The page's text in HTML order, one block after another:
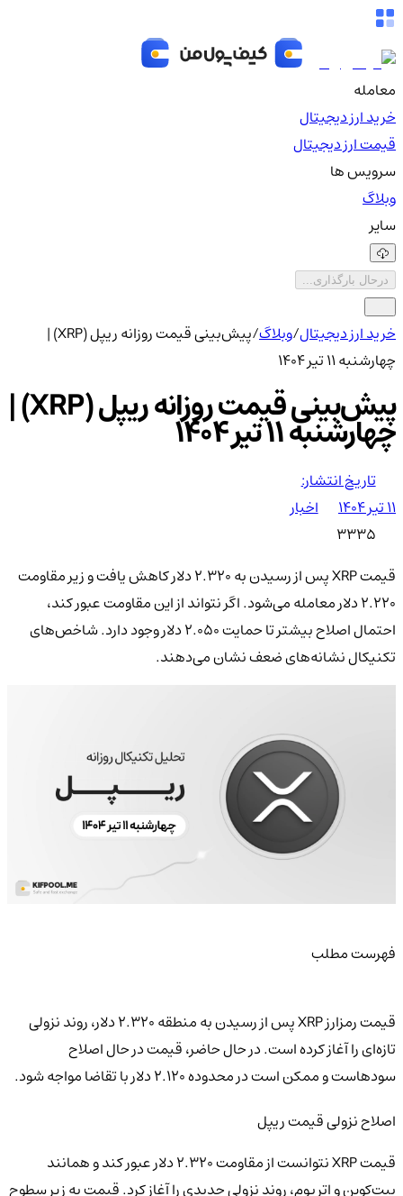
معامله
خرید ارز دیجیتال
قیمت ارز دیجیتال
سرویس ها
وبلاگ
سایر
درحال بارگذاری...
خرید ارز دیجیتال/وبلاگ/
پیش‌بینی قیمت روزانه ریپل (XRP) |
چهار‌شنبه ۱۱ تیر ۱۴۰۴
پیش‌بینی قیمت روزانه ریپل (XRP) |
چهار‌شنبه ۱۱ تیر ۱۴۰۴
تاریخ انتشار:
۱۱ تیر ۱۴۰۴
اخبار
3335
قیمت XRP پس از رسیدن به ۲.۳۲۰ دلار کاهش یافت و زیر مقاومت
۲.۲۲۰ دلار معامله می‌شود. اگر نتواند از این مقاومت عبور کند،
احتمال اصلاح بیشتر تا حمایت ۲.۰۵۰ دلار وجود دارد. شاخص‌های
تکنیکال نشانه‌های ضعف نشان می‌دهند.
فهرست مطلب
قیمت رمزارز XRP پس از رسیدن به منطقه ۲.۳۲۰ دلار، روند نزولی
تازه‌ای را آغاز کرده است. در حال حاضر، قیمت در حال اصلاح
سودهاست و ممکن است در محدوده ۲.۱۲۰ دلار با تقاضا مواجه شود.
اصلاح نزولی قیمت ریپل
قیمت XRP نتوانست از مقاومت ۲.۳۲۰ دلار عبور کند و همانند
بیت‌کوین و اتریوم، روند نزولی جدیدی را آغاز کرد. قیمت به زیر سطوح